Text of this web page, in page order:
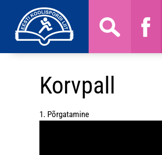
Korvpall
1. Põrgatamine